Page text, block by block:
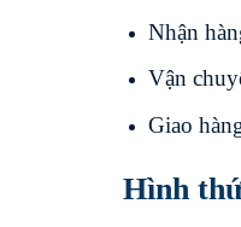
Nhận
Vận
Giao
Hình